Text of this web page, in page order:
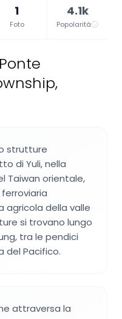
1
Foto
4.1k
Popolarità
Ponte
strutture
di Yuli, nella
Taiwan orientale,
agricola della valle
si trovano lungo
tra le pendici
del Pacifico.
attraversa la